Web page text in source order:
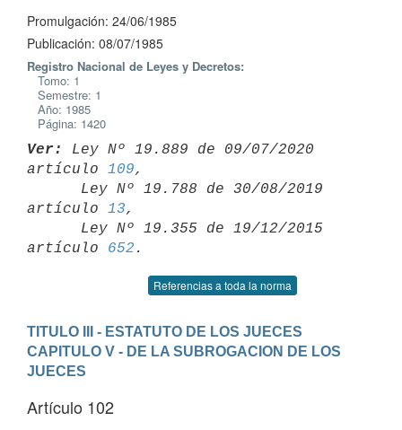
Promulgación: 24/06/1985
Publicación: 08/07/1985
Registro Nacional de Leyes y Decretos:
Tomo: 1
Semestre: 1
Año: 1985
Página: 1420
Ver:
Ley Nº 19.889 de 09/07/2020
artículo 109,
artículo 13,
artículo 652
Referencias a toda la norma
TITULO III - ESTATUTO DE LOS JUECES
CAPITULO V - DE LA SUBROGACION DE LOS
JUECES
Artículo 102